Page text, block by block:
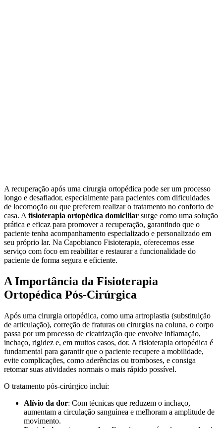
A recuperação após uma cirurgia ortopédica pode ser um processo
longo e desafiador, especialmente para pacientes com dificuldades
de locomoção ou que preferem realizar o tratamento no conforto de
casa. A fisioterapia ortopédica domiciliar surge como uma solução
prática e eficaz para promover a recuperação, garantindo que o
paciente tenha acompanhamento especializado e personalizado em
seu próprio lar. Na Capobianco Fisioterapia, oferecemos esse
serviço com foco em reabilitar e restaurar a funcionalidade do
paciente de forma segura e eficiente.
A Importância da Fisioterapia
Ortopédica Pós-Cirúrgica
Após uma cirurgia ortopédica, como uma artroplastia (substituição
de articulação), correção de fraturas ou cirurgias na coluna, o corpo
passa por um processo de cicatrização que envolve inflamação,
inchaço, rigidez e, em muitos casos, dor. A fisioterapia ortopédica é
fundamental para garantir que o paciente recupere a mobilidade,
evite complicações, como aderências ou tromboses, e consiga
retomar suas atividades normais o mais rápido possível.
O tratamento pós-cirúrgico inclui:
Alívio da dor: Com técnicas que reduzem o inchaço,
aumentam a circulação sanguínea e melhoram a amplitude de
movimento.